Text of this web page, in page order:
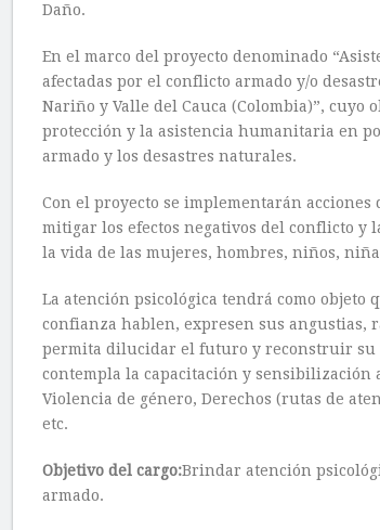
Daño.
En el marco del proyecto denominado
afectadas por el conflicto armado y/o
Nariño y Valle del Cauca (Colombia)”, cuyo
protección y la asistencia humanitaria en
armado y los desastres naturales.
Con el proyecto se implementarán
mitigar los efectos negativos del conflicto y
la vida de las mujeres, hombres, niños,
La atención psicológica tendrá como objeto
confianza hablen, expresen sus angustias,
permita dilucidar el futuro y reconstruir su
contempla la capacitación y sensibilización
Violencia de género, Derechos (rutas de
etc.
Objetivo del cargo:Brindar atención
armado.